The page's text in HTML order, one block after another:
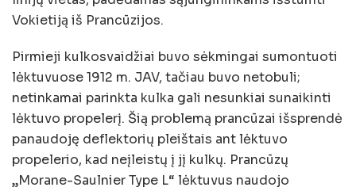
Vokietiją iš Prancūzijos.
Pirmieji kulkosvaidžiai buvo sėkmingai sumontuoti
lėktuvuose 1912 m. JAV, tačiau buvo netobuli;
netinkamai parinkta kulka gali nesunkiai sunaikinti
lėktuvo propelerį. Šią problemą prancūzai išsprendė
panaudoję deflektorių pleištais ant lėktuvo
propelerio, kad neįleistų į jį kulkų. Prancūzų
„Morane-Saulnier Type L“ lėktuvus naudojo